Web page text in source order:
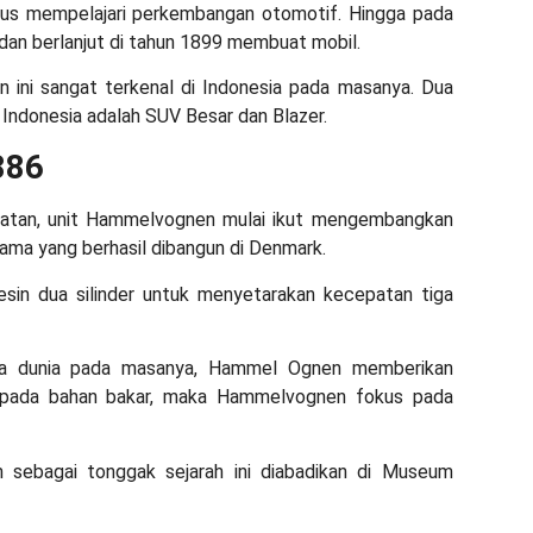
mempelajari perkembangan otomotif. Hingga pada
berlanjut di tahun 1899 membuat mobil.
ini sangat terkenal di Indonesia pada masanya. Dua
adalah SUV Besar dan Blazer.
unit Hammelvognen mulai ikut mengembangkan
yang berhasil dibangun di Denmark.
dua silinder untuk menyetarakan kecepatan tiga
duniapada masanya, Hammel Ognen memberikan
bahan bakar, maka Hammelvognen fokus pada
tonggak sejarah ini diabadikan di Museum